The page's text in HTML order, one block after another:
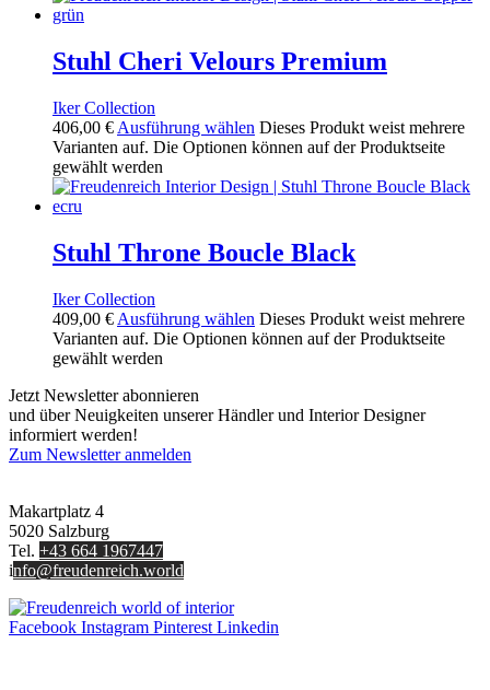
Stuhl Cheri Velours Premium
Iker Collection
406,00 € Ausführung wählen Dieses Produkt weist mehrere
Varianten auf. Die Optionen können auf der Produktseite
gewählt werden
Stuhl Throne Boucle Black
Iker Collection
409,00 € Ausführung wählen Dieses Produkt weist mehrere
Varianten auf. Die Optionen können auf der Produktseite
gewählt werden
Jetzt Newsletter abonnieren
und über Neuigkeiten unserer Händler und Interior Designer
informiert werden!
Zum Newsletter anmelden
Makartplatz 4
5020 Salzburg
Tel. +43 664 1967447
info@freudenreich.world
Facebook Instagram Pinterest Linkedin